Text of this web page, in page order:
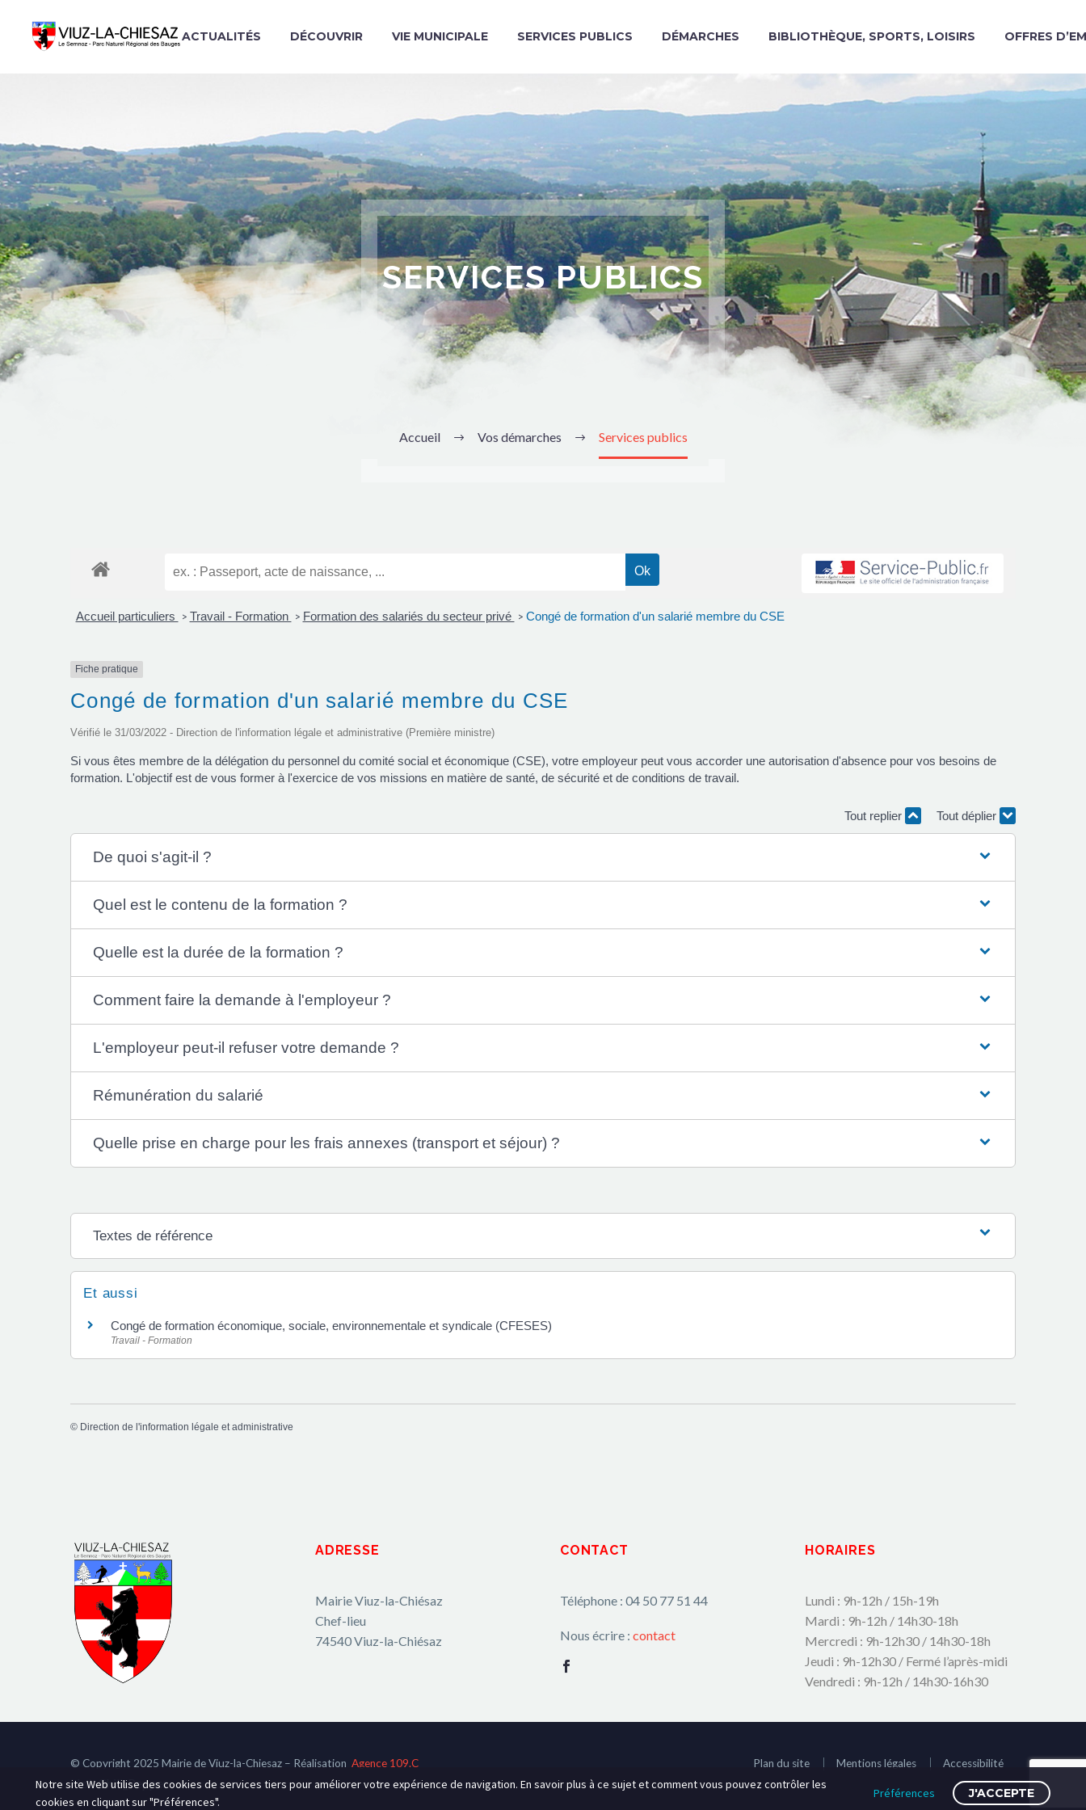
ACTUALITÉS DÉCOUVRIR VIE MUNICIPALE SERVICES PUBLICS DÉMARCHES BIBLIOTHÈQUE, SPORTS, LOISIRS OFFRES
SERVICES PUBLICS
Accueil Vos démarches Services publics
Accueil particuliers > Travail - Formation > Formation des salariés du secteur privé > Congé de formation d'un salarié membre du CSE
Fiche pratique
Congé de formation d'un salarié membre du CSE
Vérifié le 31/03/2022 - Direction de l'information légale et administrative (Première ministre)
Si vous êtes membre de la délégation du personnel du comité social et économique (CSE), votre employeur peut vous accorder une autorisation d'absence pour vos besoins de
formation. L'objectif est de vous former à l'exercice de vos missions en matière de santé, de sécurité et de conditions de travail.
Tout replier Tout déplier
De quoi s'agit-il ?
Quel est le contenu de la formation ?
Quelle est la durée de la formation ?
Comment faire la demande à l'employeur ?
L'employeur peut-il refuser votre demande ?
Rémunération du salarié
Quelle prise en charge pour les frais annexes (transport et séjour) ?
Textes de référence
Et aussi
Congé de formation économique, sociale, environnementale et syndicale (CFESES)
Travail - Formation
© Direction de l'information légale et administrative
ADRESSE
Mairie Viuz-la-Chiésaz
Chef-lieu
74540 Viuz-la-Chiésaz
CONTACT
Téléphone : 04 50 77 51 44
Nous écrire : contact
HORAIRES
Lundi : 9h-12h / 15h-19h
Mardi : 9h-12h / 14h30-18h
Mercredi : 9h-12h30 / 14h30-18h
Jeudi : 9h-12h30 / Fermé l’après-midi
Vendredi : 9h-12h / 14h30-16h30
© Copyright 2025 Mairie de Viuz-la-Chiesaz – Réalisation Agence 109.C
Hot-Chili_Pepper
Plan du site Mentions légales Accessibilité
Notre site Web utilise des cookies de services tiers pour améliorer votre expérience de navigation. En savoir plus à ce sujet et comment vous pouvez contrôler les
cookies en cliquant sur "Préférences".
Préférences J'ACCEPTE